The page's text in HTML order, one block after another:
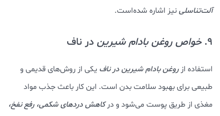
آلت‌تناسلینیز اشاره شده‌است.
9. خواص روغن بادام شيرين در ناف
استفاده از روغن بادام شیرین در ناف یکی از روش‌های قدیمی و
طبیعی برای بهبود سلامت بدن است. این کار باعث جذب مواد
مغذی از طریق پوست می‌شود و درکاهش دردهای شکمی، رفع نفخ،